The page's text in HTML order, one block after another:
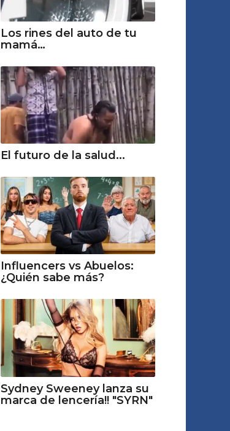
Los rines del auto de tu
mamá…
El futuro de la salud...
Influencers vs Abuelos:
¿Quién sabe más?
Sydney Sweeney lanza su
marca de lencería!! "SYRN"